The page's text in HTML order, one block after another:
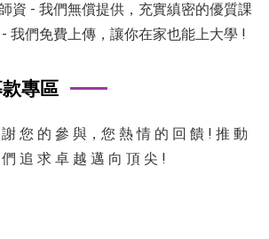
資 - 我們無償提供，充實縝密的優質課
我們免費上傳，讓你在家也能上大學 !
專區
您 的 參 與，您 熱 情 的 回 饋 ! 推 動
追 求 卓 越 邁 向 頂 尖 !